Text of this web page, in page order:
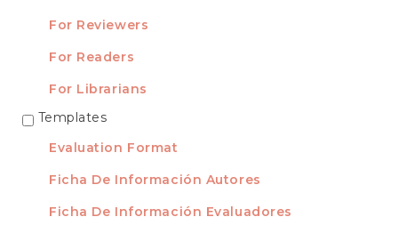
For Reviewers
For Readers
For Librarians
TEMPLATES
Templates
Evaluation Format
Ficha De Información Autores
Ficha De Información Evaluadores